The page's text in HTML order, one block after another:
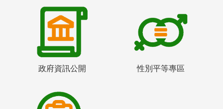
政府資訊公開 性別平等專區